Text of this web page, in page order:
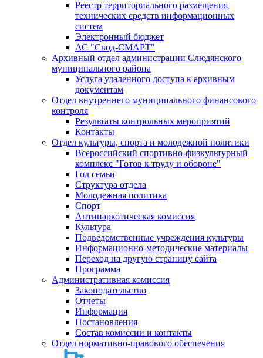
Реестр территориального размещения
технических средств информационных
систем
Электронный бюджет
АС "Свод-СМАРТ"
Архивный отдел администрации Слюдянского
муниципального района
Услуга удаленного доступа к архивным
документам
Отдел внутреннего муниципального финансового
контроля
Результаты контрольных мероприятий
Контакты
Отдел культуры, спорта и молодежной политики
Всероссийский спортивно-физкультурный
комплекс "Готов к труду и обороне"
Год семьи
Структура отдела
Молодежная политика
Спорт
Антинаркотическая комиссия
Культура
Подведомственные учреждения культуры
Информационно-методические материалы
Переход на другую страницу сайта
Программа
Административная комиссия
Законодательство
Отчеты
Информация
Постановления
Состав комиссии и контакты
Отдел нормативно-правового обеспечения